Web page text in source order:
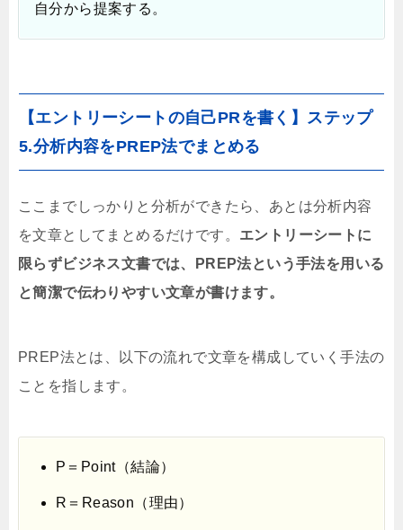
自分から提案する。
【エントリーシートの自己PRを書く】ステップ
5.分析内容をPREP法でまとめる
ここまでしっかりと分析ができたら、あとは分析内容
を文章としてまとめるだけです。 エントリーシートに
限らずビジネス文書では、PREP法という手法を用いる
と簡潔で伝わりやすい文章が書けます。
PREP法とは、以下の流れで文章を構成していく手法の
ことを指します。
P＝Point（結論）
R＝Reason（理由）